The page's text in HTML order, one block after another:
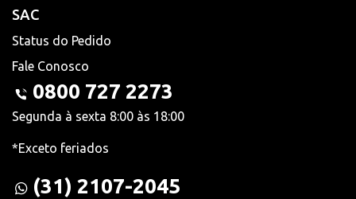
SAC
Status do Pedido
Fale Conosco
0800 727 2273
Segunda à sexta 8:00 às 18:00
*Exceto feriados
(31) 2107-2045